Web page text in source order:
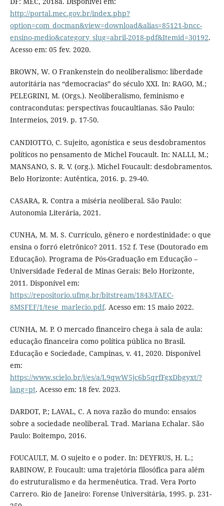
http://portal.mec.gov.br/index.php?
option=com_docman&view=download&alias=85121-bncc-
ensino-medio&category_slug=abril-2018-pdf&Itemid=30192.
Acesso em: 05 fev. 2020.
BROWN, W. O Frankenstein do neoliberalismo: liberdade
autoritária nas “democracias” do século XXI. In: RAGO, M.;
PELEGRINI, M. (Orgs.). Neoliberalismo, feminismo e
contracondutas: perspectivas foucaultianas. São Paulo:
Intermeios, 2019. p. 17-50.
CANDIOTTO, C. Sujeito, agonística e seus desdobramentos
políticos no pensamento de Michel Foucault. In: NALLI, M.;
MANSANO, S. R. V. (org.). Michel Foucault: desdobramentos.
Belo Horizonte: Autêntica, 2016. p. 29-40.
CASARA, R. Contra a miséria neoliberal. São Paulo:
Autonomia Literária, 2021.
CUNHA, M. M. S. Currículo, gênero e nordestinidade: o que
ensina o forró eletrônico? 2011. 152 f. Tese (Doutorado em
Educação). Programa de Pós-Graduação em Educação –
Universidade Federal de Minas Gerais: Belo Horizonte,
2011. Disponível em:
https://repositorio.ufmg.br/bitstream/1843/FAEC-
8MSFEF/1/tese_marlecio.pdf. Acesso em: 15 maio 2022.
CUNHA, M. P. O mercado financeiro chega à sala de aula:
educação financeira como política pública no Brasil.
Educação e Sociedade, Campinas, v. 41, 2020. Disponível
em:
https://www.scielo.br/j/es/a/L9qwW5jc6b5qrfFgxDbgyxt/?
lang=pt. Acesso em: 18 fev. 2023.
DARDOT, P.; LAVAL, C. A nova razão do mundo: ensaios
sobre a sociedade neoliberal. Trad. Mariana Echalar. São
Paulo: Boitempo, 2016.
FOUCAULT, M. O sujeito e o poder. In: DEYFRUS, H. L.;
RABINOW, P. Foucault: uma trajetória filosófica para além
do estruturalismo e da hermenêutica. Trad. Vera Porto
Carrero. Rio de Janeiro: Forense Universitária, 1995. p. 231-